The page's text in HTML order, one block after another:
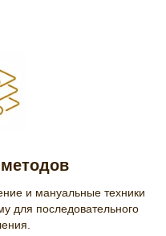
и мануальные техники
для последовательного